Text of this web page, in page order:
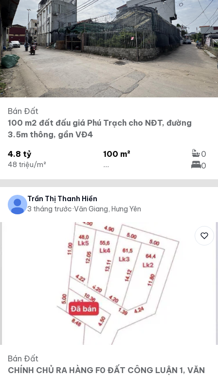
Bán Đất
100 m2 đất đấu giá Phú Trạch cho NĐT, đường
3.5m thông, gần VĐ4
4.8 tỷ
48 triệu/m²
100 m²
...
0
0
Trần Thị Thanh Hiền
3 tháng trước·Văn Giang, Hưng Yên
Bán Đất
CHÍNH CHỦ RA HÀNG F0 ĐẤT CÔNG LUẬN 1, VĂN